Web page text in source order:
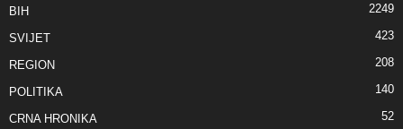
BIH 2249
SVIJET 423
REGION 208
POLITIKA 140
CRNA HRONIKA 52